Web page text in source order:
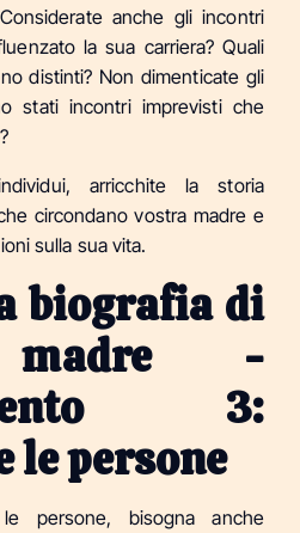
anche gli incontri
la sua carriera? Quali
distinti? Non dimenticate gli
stati incontri imprevisti che
arricchite la storia
circondano vostra madre e
sulla sua vita.
biografia di
madre -
3:
persone
persone, bisogna anche